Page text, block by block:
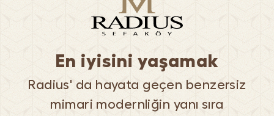
En iyisini yaşamak
Radius' da hayata geçen benzersiz
mimari modernliğin yanı sıra